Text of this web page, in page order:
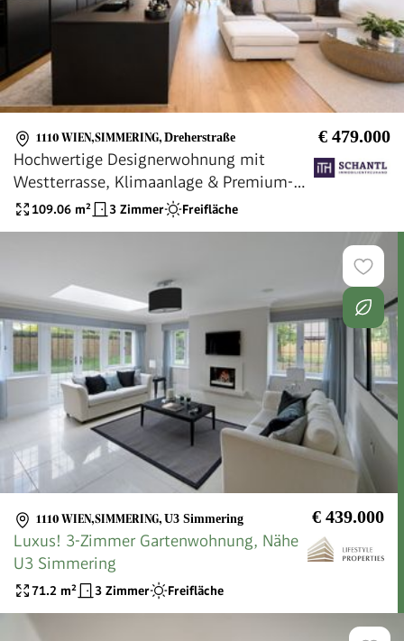
1110 WIEN,SIMMERING, Dreherstraße € 479.000
Hochwertige Designerwohnung mit
Westterrasse, Klimaanlage & Premium-
Ausstattung!
109.06 m² 3 Zimmer Freifläche
1110 WIEN,SIMMERING, U3 Simmering € 439.000
Luxus! 3-Zimmer Gartenwohnung, Nähe
U3 Simmering
71.2 m² 3 Zimmer Freifläche